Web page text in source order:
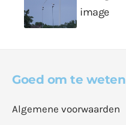
Goed om te weten
Algemene voorwaarden